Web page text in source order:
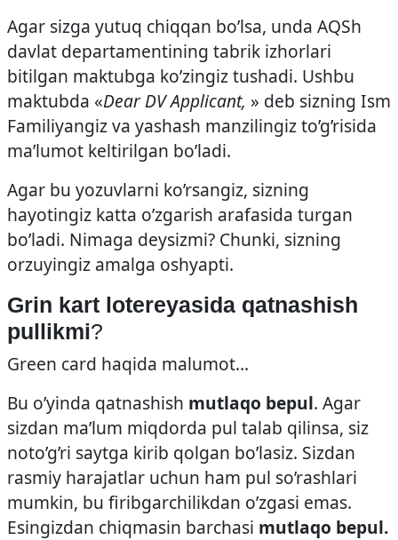
Agar sizga yutuq chiqqan bo’lsa, unda AQSh
davlat departamentining tabrik izhorlari
bitilgan maktubga ko’zingiz tushadi. Ushbu
maktubda «Dear DV Applicant, » deb sizning Ism
Familiyangiz va yashash manzilingiz to’g’risida
ma’lumot keltirilgan bo’ladi.
Agar bu yozuvlarni ko’rsangiz, sizning
hayotingiz katta o’zgarish arafasida turgan
bo’ladi. Nimaga deysizmi? Chunki, sizning
orzuyingiz amalga oshyapti.
Grin kart lotereyasida qatnashish
pullikmi?
Green card haqida malumot…
Bu o’yinda qatnashish mutlaqo bepul. Agar
sizdan ma’lum miqdorda pul talab qilinsa, siz
noto’g’ri saytga kirib qolgan bo’lasiz. Sizdan
rasmiy harajatlar uchun ham pul so’rashlari
mumkin, bu firibgarchilikdan o’zgasi emas.
Esingizdan chiqmasin barchasi mutlaqo bepul.